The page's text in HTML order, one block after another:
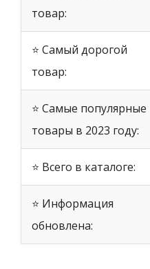
товар:
⭐ Самый дорогой
товар:
⭐ Самые популярные
товары в 2023 году:
⭐ Всего в каталоге:
⭐ Информация
обновлена: